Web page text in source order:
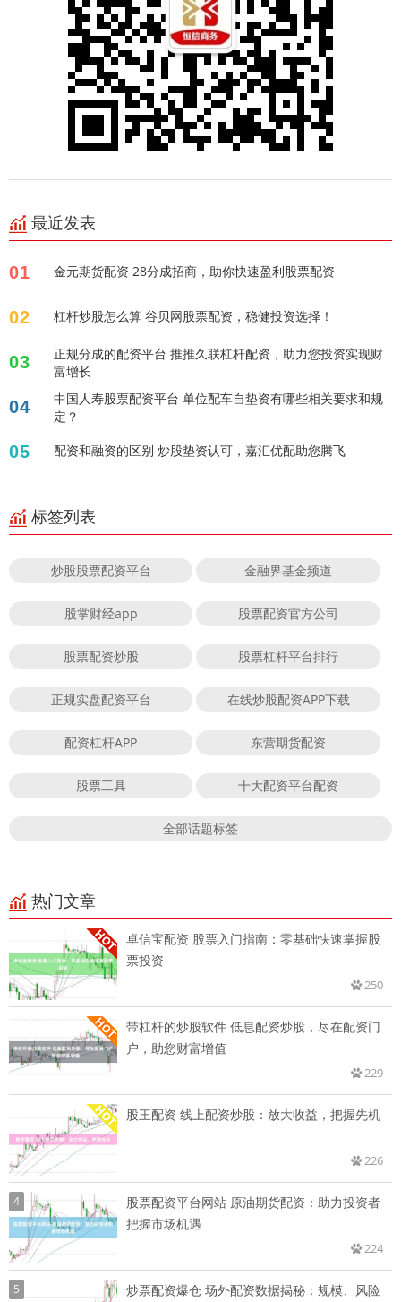
最近发表
01 金元期货配资 28分成招商，助你快速盈利股票配资
02 杠杆炒股怎么算 谷贝网股票配资，稳健投资选择！
03
正规分成的配资平台 推推久联杠杆配资，助力您投资实现财
富增长
04
中国人寿股票配资平台 单位配车自垫资有哪些相关要求和规
定？
05 配资和融资的区别 炒股垫资认可，嘉汇优配助您腾飞
标签列表
炒股股票配资平台 金融界基金频道
股掌财经app 股票配资官方公司
股票配资炒股 股票杠杆平台排行
正规实盘配资平台 在线炒股配资APP下载
配资杠杆APP 东营期货配资
股票工具 十大配资平台配资
全部话题标签
热门文章
卓信宝配资 股票入门指南：零基础快速掌握股
票投资
250
带杠杆的炒股软件 低息配资炒股，尽在配资门
户，助您财富增值
229
股王配资 线上配资炒股：放大收益，把握先机
226
4
股票配资平台网站 原油期货配资：助力投资者
把握市场机遇
224
5 炒票配资爆仓 场外配资数据揭秘：规模、风险